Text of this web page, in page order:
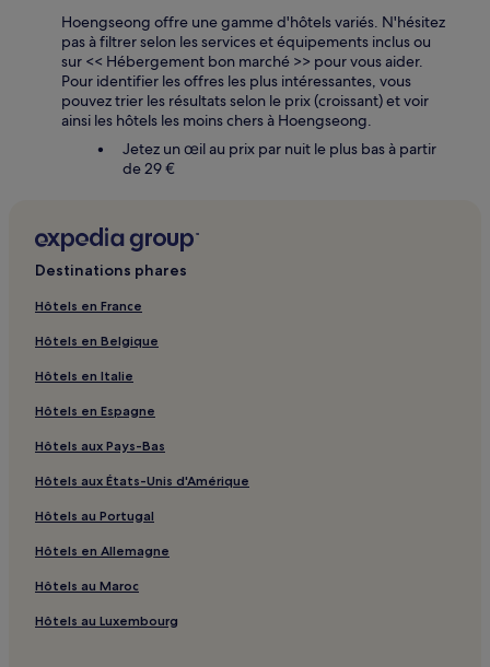
Hoengseong offre une gamme d'hôtels variés. N'hésitez
pas à filtrer selon les services et équipements inclus ou
sur << Hébergement bon marché >> pour vous aider.
Pour identifier les offres les plus intéressantes, vous
pouvez trier les résultats selon le prix (croissant) et voir
ainsi les hôtels les moins chers à Hoengseong.
Jetez un œil au prix par nuit le plus bas à partir
de 29 €
Destinations phares
Hôtels en France
Hôtels en Belgique
Hôtels en Italie
Hôtels en Espagne
Hôtels aux Pays-Bas
Hôtels aux États-Unis d'Amérique
Hôtels au Portugal
Hôtels en Allemagne
Hôtels au Maroc
Hôtels au Luxembourg